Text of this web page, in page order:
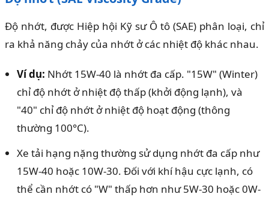
Độ nhớt, được Hiệp hội Kỹ sư Ô tô (SAE) phân loại, chỉ
ra khả năng chảy của nhớt ở các nhiệt độ khác nhau.
Ví dụ: Nhớt 15W-40 là nhớt đa cấp. "15W" (Winter)
chỉ độ nhớt ở nhiệt độ thấp (khởi động lạnh), và
"40" chỉ độ nhớt ở nhiệt độ hoạt động (thông
thường 100°C).
Xe tải hạng nặng thường sử dụng nhớt đa cấp như
15W-40 hoặc 10W-30. Đối với khí hậu cực lạnh, có
thể cần nhớt có "W" thấp hơn như 5W-30 hoặc 0W-